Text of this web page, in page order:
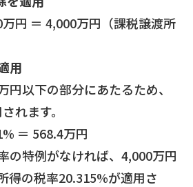
円 ＝ 4,000万円（課税譲渡所
用
円以下の部分にあたるため、
れます。
＝ 568.4万円
の特例がなければ、4,000万円
得の税率20.315%が適用さ